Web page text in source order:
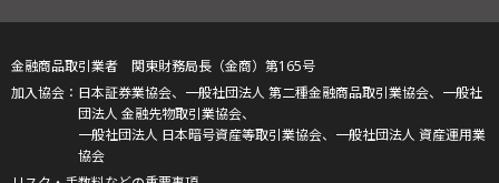
金融商品取引業者 関東財務局長（金商）第165号
日本証券業協会、一般社団法人 第二種金融商品取引業協会、一般社
団法人 金融先物取引業協会、
一般社団法人 日本暗号資産等取引業協会、一般社団法人 資産運用業
協会